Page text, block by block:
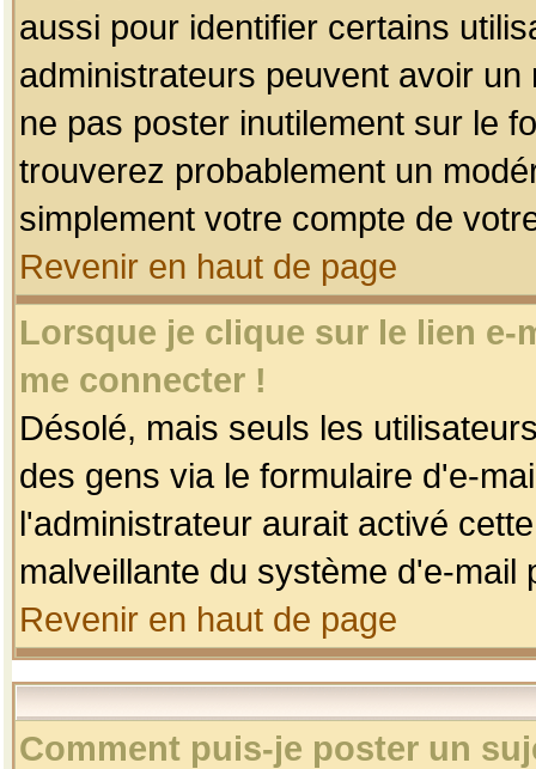
aussi pour identifier certains
administrateurs peuvent avoir
ne pas poster inutilement sur le
trouverez probablement un
simplement votre compte de
Revenir en haut de page
Lorsque je clique sur le lien
me connecter !
Désolé, mais seuls les
des gens via le formulaire d'e-
l'administrateur aurait activé
malveillante du système d'e-
Revenir en haut de page
Comment puis-je poster un